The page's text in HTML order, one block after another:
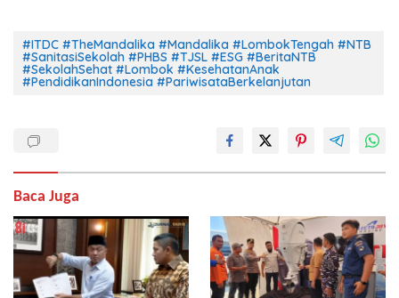
#ITDC #TheMandalika #Mandalika #LombokTengah #NTB
#SanitasiSekolah #PHBS #TJSL #ESG #BeritaNTB
#SekolahSehat #Lombok #KesehatanAnak
#PendidikanIndonesia #PariwisataBerkelanjutan
Baca Juga